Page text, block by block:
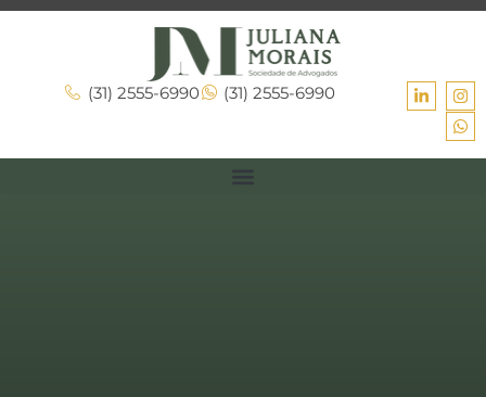
(31) 2555-6990 (31) 2555-6990